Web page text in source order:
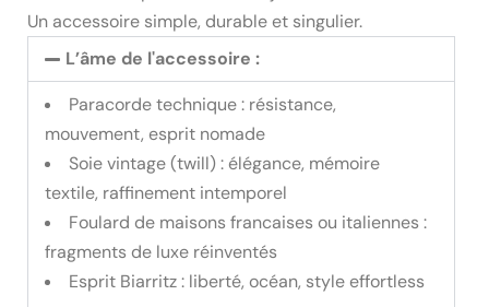
Un accessoire simple, durable et singulier.
L’âme de l'accessoire :
Paracorde technique : résistance,
mouvement, esprit nomade
Soie vintage (twill) : élégance, mémoire
textile, raffinement intemporel
Foulard de maisons francaises ou italiennes :
fragments de luxe réinventés
Esprit Biarritz : liberté, océan, style effortless